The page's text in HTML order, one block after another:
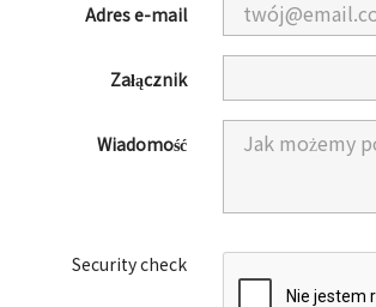
Adres e-mail
Załącznik
Wiadomość
Security check